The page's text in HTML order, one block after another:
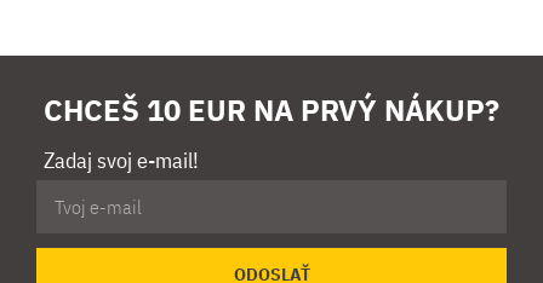
CHCEŠ 10 EUR NA PRVÝ NÁKUP?
Zadaj svoj e-mail!
ODOSLAŤ